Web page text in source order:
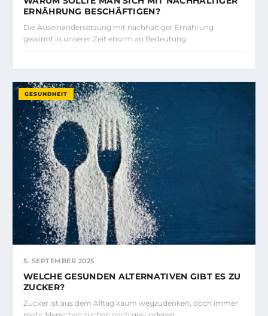
ERNÄHRUNG BESCHÄFTIGEN?
Die Auseinandersetzung mit nachhaltiger Ernährung
gewinnt in unserer Zeit enorm an Bedeutung.
GESUNDHEIT
5. SEPTEMBER 2025
WELCHE GESUNDEN ALTERNATIVEN GIBT ES ZU
ZUCKER?
Zucker ist aus dem Alltag kaum wegzudenken, doch immer